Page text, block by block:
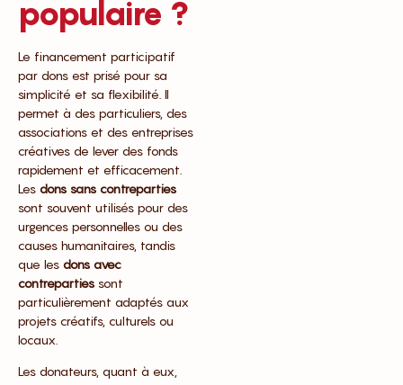
populaire ?
Le financement participatif
par dons est prisé pour sa
simplicité et sa flexibilité. Il
permet à des particuliers, des
associations et des entreprises
créatives de lever des fonds
rapidement et efficacement.
Les dons sans contreparties
sont souvent utilisés pour des
urgences personnelles ou des
causes humanitaires, tandis
que les dons avec
contreparties sont
particulièrement adaptés aux
projets créatifs, culturels ou
locaux.
Les donateurs, quant à eux,